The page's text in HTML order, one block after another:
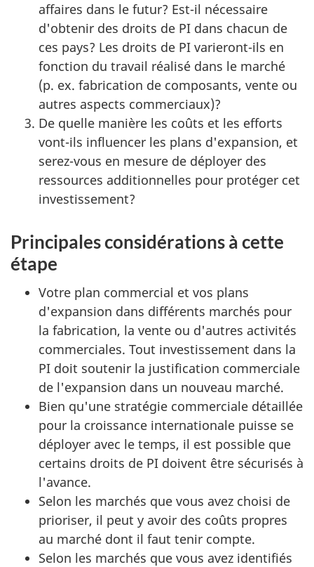
affaires dans le futur? Est-il nécessaire
d'obtenir des droits de PI dans chacun de
ces pays? Les droits de PI varieront-ils en
fonction du travail réalisé dans le marché
(p. ex. fabrication de composants, vente ou
autres aspects commerciaux)?
De quelle manière les coûts et les efforts
vont-ils influencer les plans d'expansion, et
serez-vous en mesure de déployer des
ressources additionnelles pour protéger cet
investissement?
Principales considérations à cette
étape
Votre plan commercial et vos plans
d'expansion dans différents marchés pour
la fabrication, la vente ou d'autres activités
commerciales. Tout investissement dans la
PI doit soutenir la justification commerciale
de l'expansion dans un nouveau marché.
Bien qu'une stratégie commerciale détaillée
pour la croissance internationale puisse se
déployer avec le temps, il est possible que
certains droits de PI doivent être sécurisés à
l'avance.
Selon les marchés que vous avez choisi de
prioriser, il peut y avoir des coûts propres
au marché dont il faut tenir compte.
Selon les marchés que vous avez identifiés